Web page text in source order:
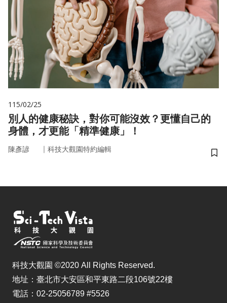
115/02/25
別人的健康秘訣，對你可能沒效？更懂自己的
身體，才更能「精準健康」！
陳彥諺 ｜ 科技大觀園特約編輯
儲
科技大觀園 ©2020 All Rights Reserved.
地址：臺北市大安區和平東路二段106號22樓
電話：02-25056789 #5526